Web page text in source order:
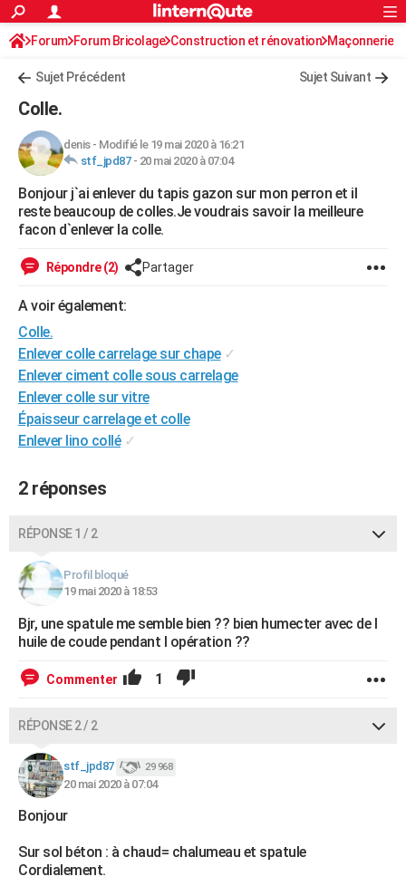
ACTUALITÉS
Politique
Société
Faits Divers
Education
Monde
Villes
+
FINANCE
Retraite
Impôts
Epargne
Immobilier
Risques naturels par ville
Banque
Assurance
Crédit
AUTO
Essais
Réserver un essai
Citadines
Berlines
SUV
Forum auto
+HIGH-TECH
Mobiles
Meilleur smartphone
Internet
Ordinateurs
Jeux vidéo
Guide high-tech
+
Forum
Aménagement intérieur
Extérieur
Cuisine
Salle de bains
Jardinage
Rangement
WEEK-END
Guides de France
Escapades
Patrimoine
Expositions
Musées
Week-end nature
+LIFESTYLE
Art de vivre
Bien-être
Loisirs
Mode
Modes de vie
SANTE
Alimentation
Guide de la santé
Maladies
Médicaments
Sommeil
VOYAGE
Destinations
City break
Voyage nature
Voyage de noces
Forum
Climat
+PHOTO
BONS PLANS
CARTE DE VOEUX
Carte de Noël
Carte Bonne année
Carte Saint-Valentin
Carte Pâques
Carte d'anniversaire
DICTIONNAIRE
Dictionnaire
Biographies
Citations
Expressions
Proverbes
COPAINS D'AVANT
S'inscrire
Se connecter
Lycées
Collèges
Primaires
Universités
Entreprises
Service militaire
Avis de recherche
AVIS DE DÉCÈS
FORUM
Bricolage
Lifestyle
Culture
Sport
Auto
Television
Voyage
Cinema
Rechercher
S'inscrire
Connexion
Forum Forum Bricolage Construction et rénovation Maçonnerie
Sujet Précédent Sujet Suivant
Colle.
denis- Modifié le 19 mai 2020 à 16:21
stf_jpd87- 20 mai 2020 à 07:04
Bonjour j`ai enlever du tapis gazon sur mon perron et il
reste beaucoup de colles.Je voudrais savoir la meilleure
facon d`enlever la colle.
Répondre (2) Partager
A voir également:
Colle.
Enlever colle carrelage sur chape ✓
Enlever ciment colle sous carrelage
Enlever colle sur vitre
Épaisseur carrelage et colle
Enlever lino collé ✓
2 réponses
RÉPONSE 1 / 2
Profil bloqué
19 mai 2020 à 18:53
Bjr, une spatule me semble bien ?? bien humecter avec de l
huile de coude pendant l opération ??
Commenter 1
RÉPONSE 2 / 2
stf_jpd87 29 968
20 mai 2020 à 07:04
Bonjour
Sur sol béton : à chaud= chalumeau et spatule
Cordialement.